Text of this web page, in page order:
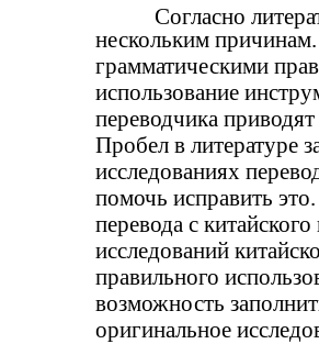
Согласно
нескольким
грамматическими
использование
переводчика
Пробел в литературе
исследованиях
помочь исправить
перевода с
исследований
правильного
возможность
оригинальное